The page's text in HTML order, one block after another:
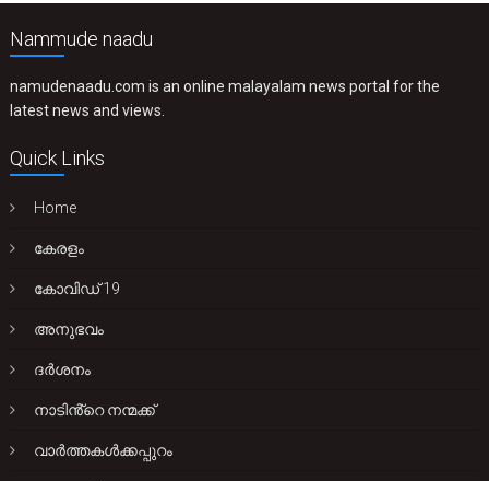
Nammude naadu
namudenaadu.com is an online malayalam news portal for the
latest news and views.
Quick Links
Home
കേരളം
കോവിഡ് 19
അനുഭവം
ദർശനം
നാടിൻ്റെ നന്മക്ക്
വാർത്തകൾക്കപ്പുറം